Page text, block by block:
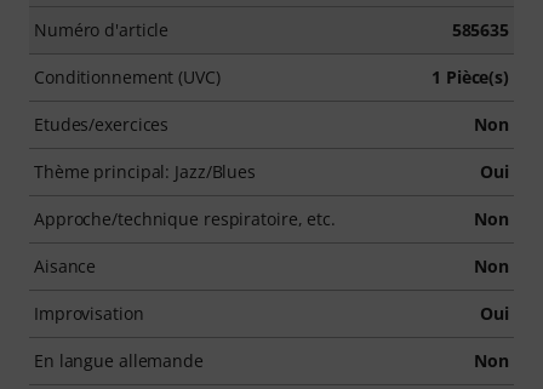
Numéro d'article 585635
Conditionnement (UVC) 1 Pièce(s)
Etudes/exercices Non
Thème principal: Jazz/Blues Oui
Approche/technique respiratoire, etc. Non
Aisance Non
Improvisation Oui
En langue allemande Non